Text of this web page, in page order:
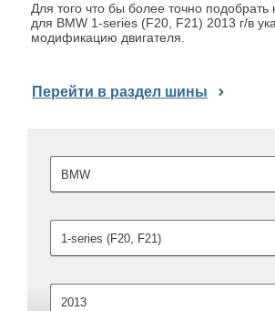
Для того что бы более точно подобрать
для BMW 1-series (F20, F21) 2013 г/в
модификацию двигателя.
Перейти в раздел шины